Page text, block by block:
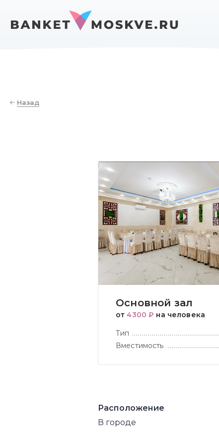
Назад
Основной зал
от4300 ₽ на человека
Тип
Вместимость
Расположение
В городе